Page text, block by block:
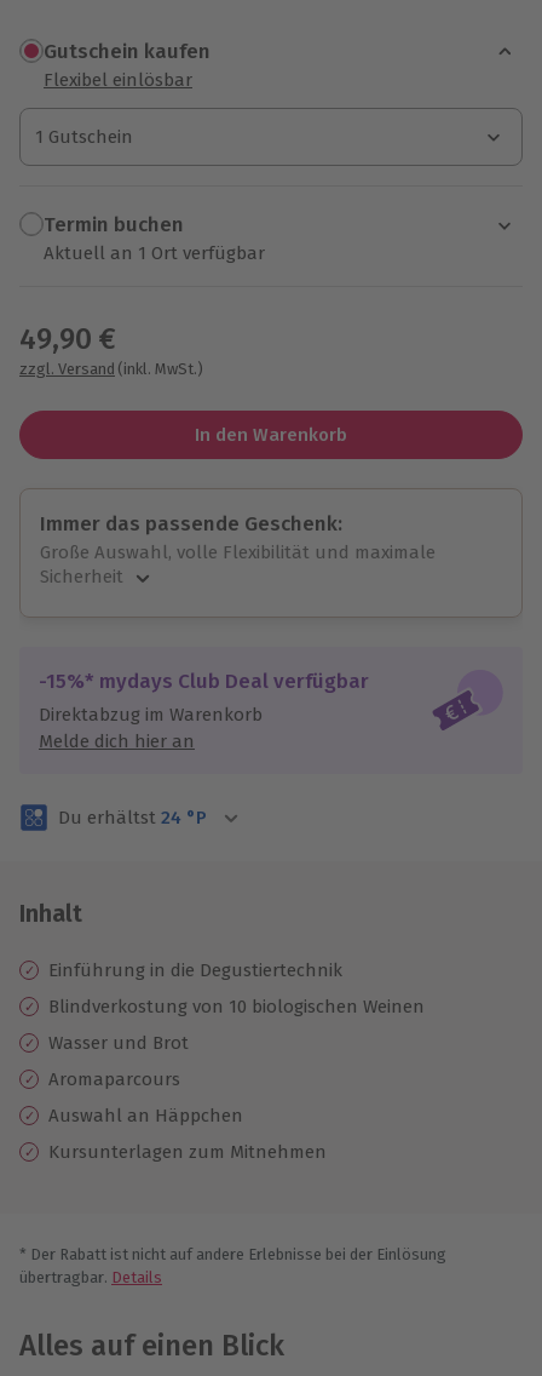
Gutschein kaufen
Flexibel einlösbar
1 Gutschein
1 Gutschein
1 Gutschein
Termin buchen
Aktuell an 1 Ort verfügbar
49,90 €
zzgl. Versand (inkl. MwSt.)
In den Warenkorb
Immer das passende Geschenk:
Große Auswahl, volle Flexibilität und maximale
Sicherheit
Jeder Gutschein für alle Erlebnisse einlösbar.
Maximale Sicherheit
3 Jahre gültig & verlängerbar.
-15%* mydays Club Deal verfügbar
Direktabzug im Warenkorb
Melde dich hier an
Du erhältst 24 °P
Inhalt
Einführung in die Degustiertechnik
Blindverkostung von 10 biologischen Weinen
Wasser und Brot
Aromaparcours
Auswahl an Häppchen
Kursunterlagen zum Mitnehmen
* Der Rabatt ist nicht auf andere Erlebnisse bei der Einlösung
übertragbar. Details
Alles auf einen Blick